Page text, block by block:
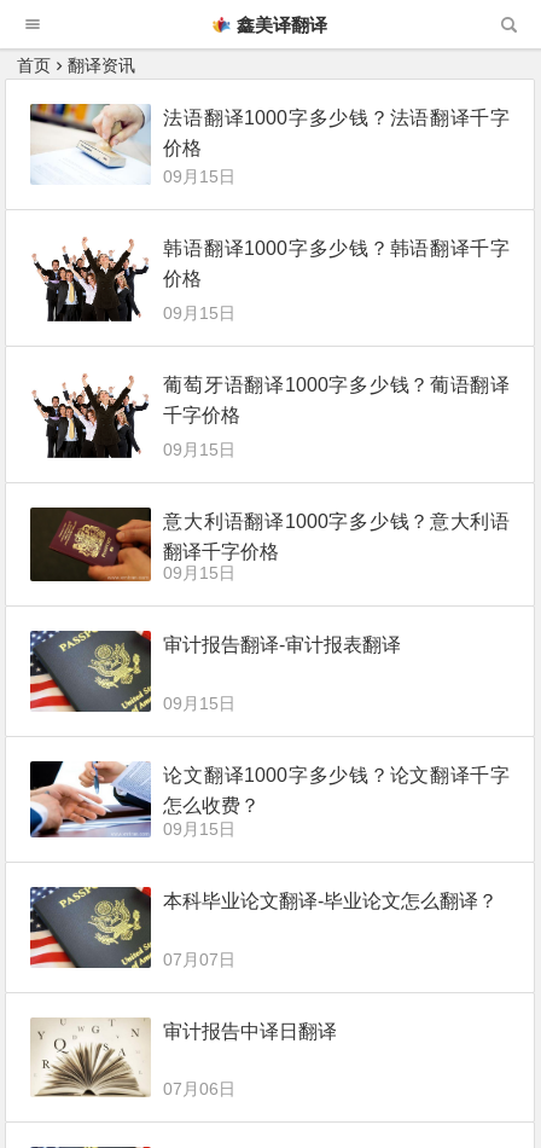
鑫美译翻译
首页 翻译资讯
法语翻译1000字多少钱？法语翻译千字
价格
09月15日
韩语翻译1000字多少钱？韩语翻译千字
价格
09月15日
葡萄牙语翻译1000字多少钱？葡语翻译
千字价格
09月15日
意大利语翻译1000字多少钱？意大利语
翻译千字价格
09月15日
审计报告翻译-审计报表翻译
09月15日
论文翻译1000字多少钱？论文翻译千字
怎么收费？
09月15日
本科毕业论文翻译-毕业论文怎么翻译？
07月07日
审计报告中译日翻译
07月06日